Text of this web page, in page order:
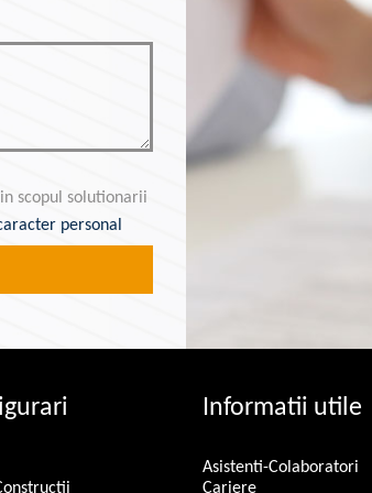
scopul solutionarii
personal
Informatii utile
Asistenti-Colaboratori
Cariere